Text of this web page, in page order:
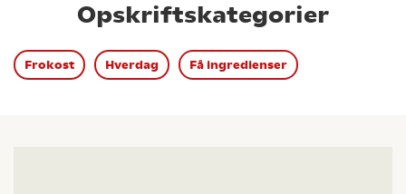
Opskriftskategorier
Frokost Hverdag Få ingredienser